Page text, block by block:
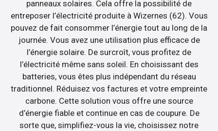
panneaux solaires. Cela offre la possibilité de
entreposer l’électricité produite à Wizernes (62). Vous
pouvez de fait consommer l’énergie tout au long de la
journée. Vous avez une utilisation plus efficace de
l’énergie solaire. De surcroît, vous profitez de
l’électricité même sans soleil. En choisissant des
batteries, vous êtes plus indépendant du réseau
traditionnel. Réduisez vos factures et votre empreinte
carbone. Cette solution vous offre une source
d’énergie fiable et continue en cas de coupure. De
sorte que, simplifiez-vous la vie, choisissez notre